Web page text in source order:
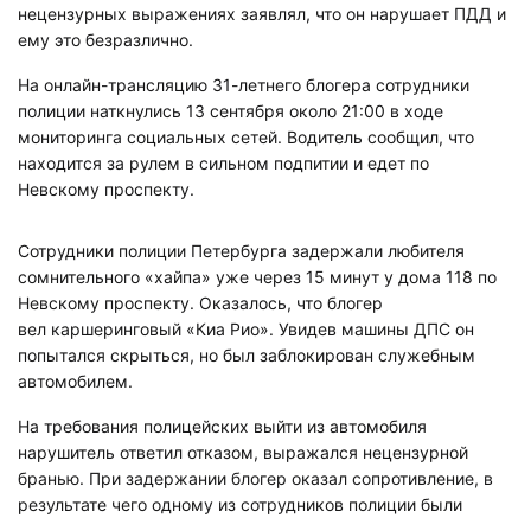
нецензурных выражениях заявлял, что он нарушает ПДД и
ему это безразлично.
На онлайн-трансляцию 31-летнего блогера сотрудники
полиции наткнулись 13 сентября около 21:00 в ходе
мониторинга социальных сетей. Водитель сообщил, что
находится за рулем в сильном подпитии и едет по
Невскому проспекту.
Сотрудники полиции Петербурга задержали любителя
сомнительного «хайпа» уже через 15 минут у дома 118 по
Невскому проспекту. Оказалось, что блогер
вел каршеринговый «Киа Рио». Увидев машины ДПС он
попытался скрыться, но был заблокирован служебным
автомобилем.
На требования полицейских выйти из автомобиля
нарушитель ответил отказом, выражался нецензурной
бранью. При задержании блогер оказал сопротивление, в
результате чего одному из сотрудников полиции были